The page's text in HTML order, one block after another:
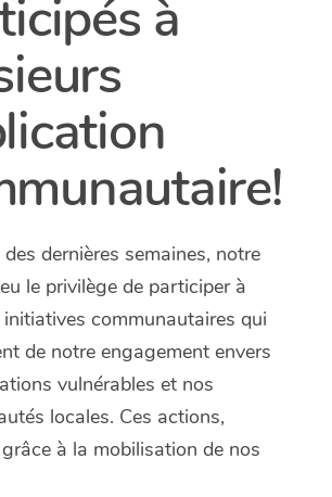
à
dernières semaines, notre
le privilège de participer à
communautaires qui
de notre engagement envers
vulnérables et nos
locales. Ces actions,
à la mobilisation de nos